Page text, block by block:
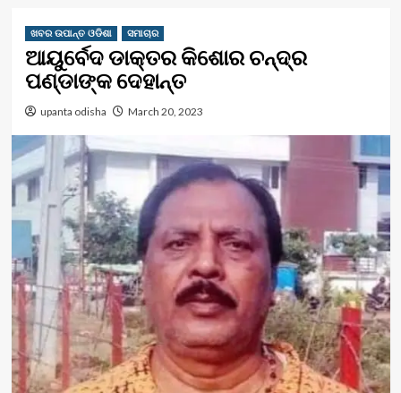
ଖବର ଉପାନ୍ତ ଓଡିଶା ସମାଚାର
ଆୟୁର୍ବେଦ ଡାକ୍ତର କିଶୋର ଚନ୍ଦ୍ର
ପଣ୍ଡାଙ୍କ ଦେହାନ୍ତ
upanta odisha March 20, 2023